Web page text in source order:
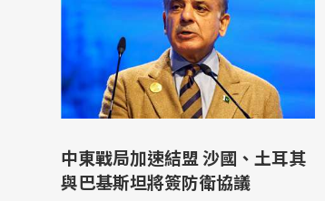
中東戰局加速結盟 沙國、土耳其
與巴基斯坦將簽防衛協議